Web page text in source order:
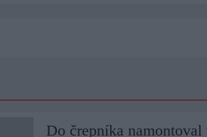
Do črepníka